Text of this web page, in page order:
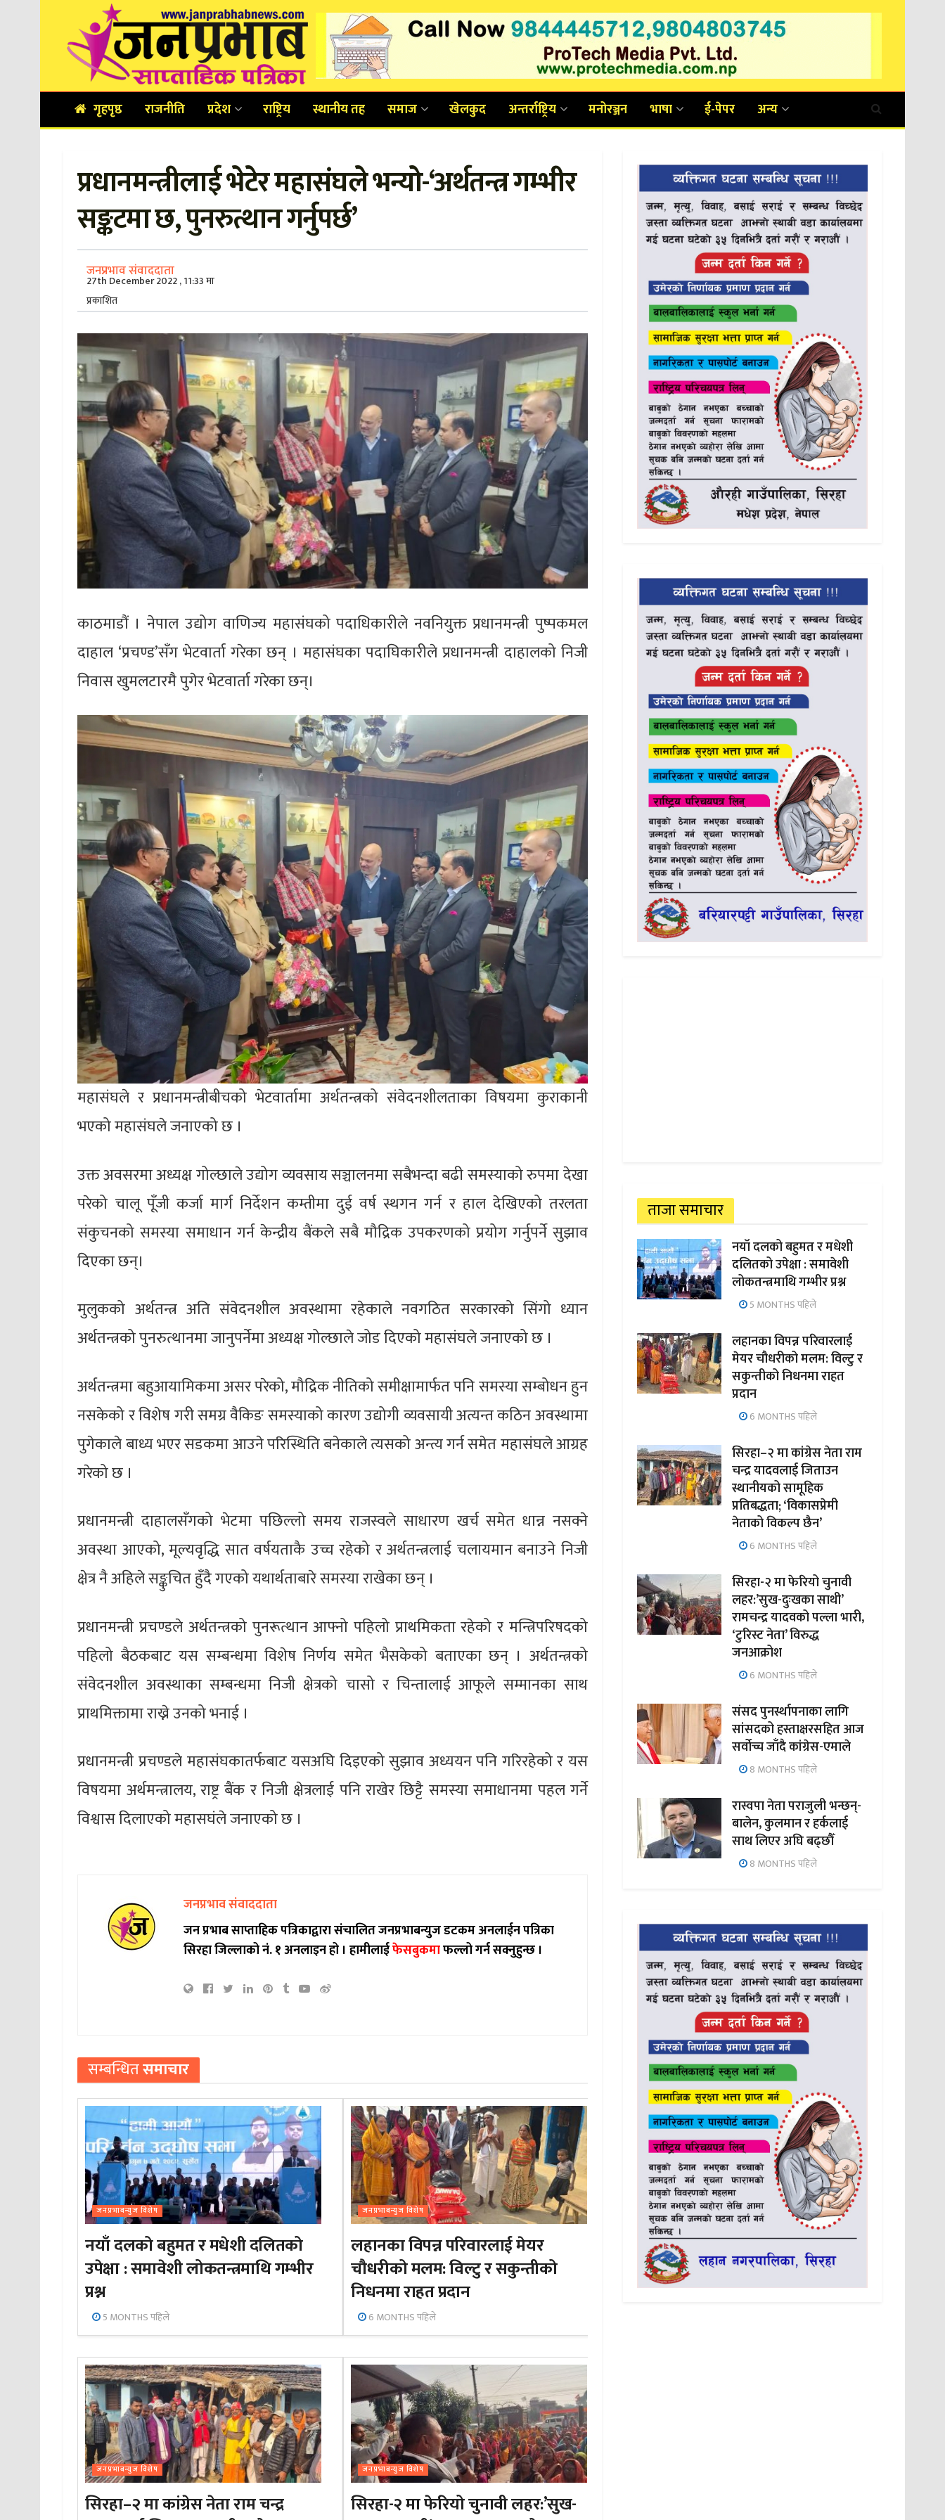
गृहपृष्ठ राजनीति प्रदेश राष्ट्रिय स्थानीय तह समाज खेलकुद अन्तर्राष्ट्रिय मनोरञ्जन भाषा ई-पेपर अन्य
प्रधानमन्त्रीलाई भेटेर महासंघले भन्यो-‘अर्थतन्त्र गम्भीर
सङ्कटमा छ, पुनरुत्थान गर्नुपर्छ’
जनप्रभाव संवाददाता
27th December 2022 , 11:33 मा
प्रकाशित
काठमाडौं । नेपाल उद्योग वाणिज्य महासंघको पदाधिकारीले नवनियुक्त प्रधानमन्त्री पुष्पकमल
दाहाल ‘प्रचण्ड’सँग भेटवार्ता गरेका छन् । महासंघका पदाघिकारीले प्रधानमन्त्री दाहालको निजी
निवास खुमलटारमै पुगेर भेटवार्ता गरेका छन्।
महासंघले र प्रधानमन्त्रीबीचको भेटवार्तामा अर्थतन्त्रको संवेदनशीलताका विषयमा कुराकानी
भएको महासंघले जनाएको छ ।
उक्त अवसरमा अध्यक्ष गोल्छाले उद्योग व्यवसाय सञ्चालनमा सबैभन्दा बढी समस्याको रुपमा देखा
परेको चालू पूँजी कर्जा मार्ग निर्देशन कम्तीमा दुई वर्ष स्थगन गर्न र हाल देखिएको तरलता
संकुचनको समस्या समाधान गर्न केन्द्रीय बैंकले सबै मौद्रिक उपकरणको प्रयोग गर्नुपर्ने सुझाव
दिएका छन्।
मुलुकको अर्थतन्त्र अति संवेदनशील अवस्थामा रहेकाले नवगठित सरकारको सिंगो ध्यान
अर्थतन्त्रको पुनरुत्थानमा जानुपर्नेमा अध्यक्ष गोल्छाले जोड दिएको महासंघले जनाएको छ ।
अर्थतन्त्रमा बहुआयामिकमा असर परेको, मौद्रिक नीतिको समीक्षामार्फत पनि समस्या सम्बोधन हुन
नसकेको र विशेष गरी समग्र वैकिङ समस्याको कारण उद्योगी व्यवसायी अत्यन्त कठिन अवस्थामा
पुगेकाले बाध्य भएर सडकमा आउने परिस्थिति बनेकाले त्यसको अन्त्य गर्न समेत महासंघले आग्रह
गरेको छ ।
प्रधानमन्त्री दाहालसँगको भेटमा पछिल्लो समय राजस्वले साधारण खर्च समेत धान्न नसक्ने
अवस्था आएको, मूल्यवृद्धि सात वर्षयताकै उच्च रहेको र अर्थतन्त्रलाई चलायमान बनाउने निजी
क्षेत्र नै अहिले सङ्कुचित हुँदै गएको यथार्थताबारे समस्या राखेका छन् ।
प्रधानमन्त्री प्रचण्डले अर्थतन्त्रको पुनरूत्थान आफ्नो पहिलो प्राथमिकता रहेको र मन्त्रिपरिषदको
पहिलो बैठकबाट यस सम्बन्धमा विशेष निर्णय समेत भैसकेको बताएका छन् । अर्थतन्त्रको
संवेदनशील अवस्थाका सम्बन्धमा निजी क्षेत्रको चासो र चिन्तालाई आफूले सम्मानका साथ
प्राथमिक्तामा राख्ने उनको भनाई ।
प्रधानमन्त्री प्रचण्डले महासंघकातर्फबाट यसअघि दिइएको सुझाव अध्ययन पनि गरिरहेको र यस
विषयमा अर्थमन्त्रालय, राष्ट्र बैंक र निजी क्षेत्रलाई पनि राखेर छिट्टै समस्या समाधानमा पहल गर्ने
विश्वास दिलाएको महासघंले जनाएको छ ।
जनप्रभाव संवाददाता
जन प्रभाब साप्ताहिक पत्रिकाद्वारा संचालित जनप्रभाबन्युज डटकम अनलाईन पत्रिका
सिरहा जिल्लाको नं. १ अनलाइन हो ।हामीलाईफेसबुकमाफल्लो गर्न सक्नुहुन्छ ।
सम्बन्धितसमाचार
जनप्रभाबन्युज विशेष
नयाँ दलको बहुमत र मधेशी दलितको
उपेक्षा : समावेशी लोकतन्त्रमाथि गम्भीर
प्रश्न
5 MONTHS पहिले
जनप्रभाबन्युज विशेष
लहानका विपन्न परिवारलाई मेयर
चौधरीको मलम: विल्टु र सकुन्तीको
निधनमा राहत प्रदान
6 MONTHS पहिले
जनप्रभाबन्युज विशेष
सिरहा–२ मा कांग्रेस नेता राम चन्द्र
जनप्रभाबन्युज विशेष
सिरहा-२ मा फेरियो चुनावी लहर:’सुख-
ताजा समाचार
नयाँ दलको बहुमत र मधेशी
दलितको उपेक्षा : समावेशी
लोकतन्त्रमाथि गम्भीर प्रश्न
5 MONTHS पहिले
लहानका विपन्न परिवारलाई
मेयर चौधरीको मलम: विल्टु र
सकुन्तीको निधनमा राहत
प्रदान
6 MONTHS पहिले
सिरहा–२ मा कांग्रेस नेता राम
चन्द्र यादवलाई जिताउन
स्थानीयको सामूहिक
प्रतिबद्धता; ‘विकासप्रेमी
नेताको विकल्प छैन’
6 MONTHS पहिले
सिरहा-२ मा फेरियो चुनावी
लहर:’सुख-दुःखका साथी’
रामचन्द्र यादवको पल्ला भारी,
‘टुरिस्ट नेता’ विरुद्ध
जनआक्रोश
6 MONTHS पहिले
संसद पुनर्स्थापनाका लागि
सांसदको हस्ताक्षरसहित आज
सर्वोच्च जाँदै कांग्रेस-एमाले
8 MONTHS पहिले
रास्वपा नेता पराजुली भन्छन्-
बालेन, कुलमान र हर्कलाई
साथ लिएर अघि बढ्छौँ
8 MONTHS पहिले